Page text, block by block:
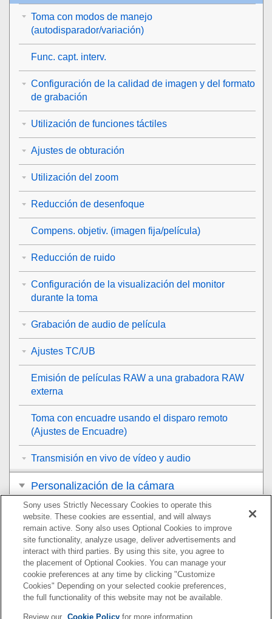
Toma con modos de manejo
(autodisparador/variación)
Func. capt. interv.
Configuración de la calidad de imagen y del formato
de grabación
Utilización de funciones táctiles
Ajustes de obturación
Utilización del zoom
Reducción de desenfoque
Compens. objetiv. (imagen fija/película)
Reducción de ruido
Configuración de la visualización del monitor
durante la toma
Grabación de audio de película
Ajustes TC/UB
Emisión de películas RAW a una grabadora RAW
externa
Toma con encuadre usando el disparo remoto
(Ajustes de Encuadre)
Transmisión en vivo de vídeo y audio
Personalización de la cámara
Visionado
Cambio de los ajustes de la cámara
Funciones disponibles con un smartphone
Utilización de un ordenador
Sony uses Strictly Necessary Cookies to operate this
website. These cookies are essential, and will always
remain active. Sony also uses Optional Cookies to improve
site functionality, analyze usage, deliver advertisements and
interact with third parties. By using this site, you agree to
the placement of Optional Cookies. You can manage your
cookie preferences at any time by clicking "Customize
Cookies" Depending on your selected cookie preferences,
the full functionality of this website may not be available.
Review our Cookie Policyfor more information.